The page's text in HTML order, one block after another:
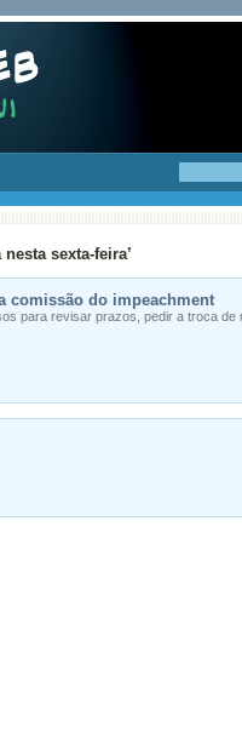
sexta-feira’
comissão do impeachment
para revisar prazos, pedir a troca de